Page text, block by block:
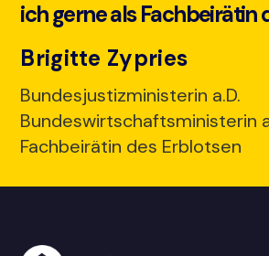
ich gerne als Fachbeirätin
Brigitte Zypries
Bundesjustizministerin a.D.
Bundeswirtschaftsministerin
Fachbeirätin des Erblotsen